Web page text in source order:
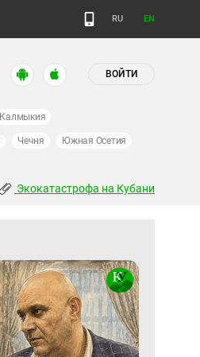
RU EN
ВОЙТИ
Калмыкия
Чечня Южная Осетия
Экокатастрофа на Кубани